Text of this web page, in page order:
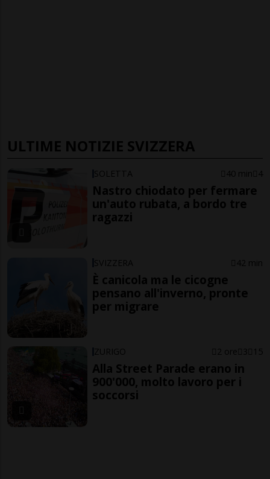
ULTIME NOTIZIE SVIZZERA
SOLETTA 40 min 4
Nastro chiodato per fermare
un'auto rubata, a bordo tre
ragazzi
SVIZZERA 42 min
È canicola ma le cicogne
pensano all'inverno, pronte
per migrare
ZURIGO 2 ore 3 15
Alla Street Parade erano in
900'000, molto lavoro per i
soccorsi